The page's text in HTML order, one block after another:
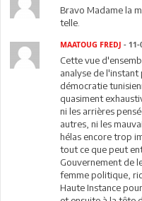
Bravo Madame la
telle.
MAATOUG FREDJ - 11-
Cette vue
analyse de l'instant
démocratie
quasiment
ni les arrières
autres, ni les
hélas encore trop
tout ce que peut
Gouvernement de
femme politique,
Haute Instance